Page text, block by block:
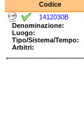
Codice
1412030B
Denominazione:
Luogo:
Tipo/Sistema/Tempo:
Arbitri: